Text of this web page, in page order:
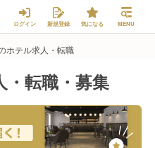
ログイン 新規登録 気になる MENU
ホテル求人・転職
・転職・募集